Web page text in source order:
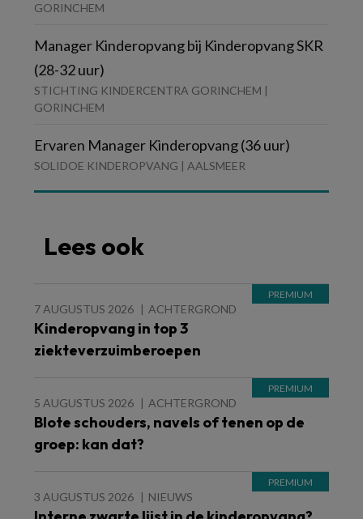
GORINCHEM
Manager Kinderopvang bij Kinderopvang SKR
(28-32 uur)
STICHTING KINDERCENTRA GORINCHEM |
GORINCHEM
Ervaren Manager Kinderopvang (36 uur)
SOLIDOE KINDEROPVANG | AALSMEER
Lees ook
7 AUGUSTUS 2026 ACHTERGROND
Kinderopvang in top 3
ziekteverzuimberoepen
5 AUGUSTUS 2026 ACHTERGROND
Blote schouders, navels of tenen op de
groep: kan dat?
3 AUGUSTUS 2026 NIEUWS